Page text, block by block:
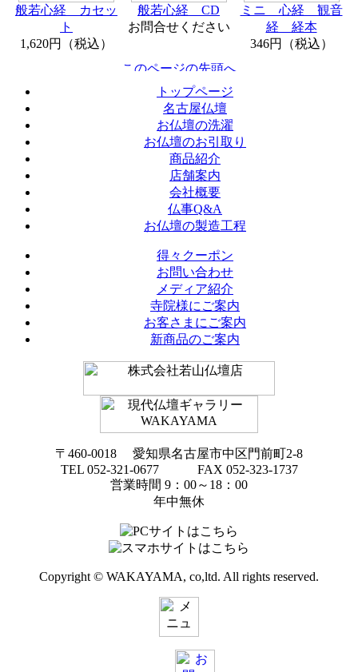
般若心経 カセッ
ト
1,620円（税込）
般若心経 CD
お問合せください
ミニ 心経 観音
経 経本
346円（税込）
トップページ
名古屋仏壇
お仏壇の洗濯
お仏壇のお引取り
商品紹介
店舗案内
会社概要
仏事Q&A
お仏壇の製造工程
得々クーポン
お問い合わせ
メディア紹介
寺院様にご案内
お客さまにご案内
新商品のご案内
〒460-0018 愛知県名古屋市中区門前町2-8
TEL 052-321-0677 FAX 052-323-1737
営業時間 9：00～18：00
年中無休
Copyright © WAKAYAMA, co,ltd. All rights reserved.